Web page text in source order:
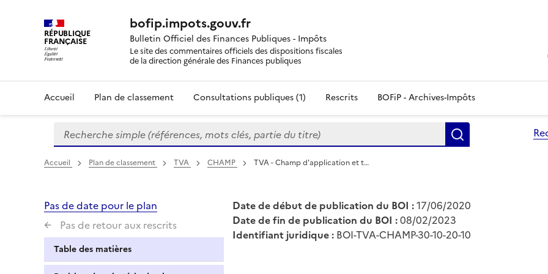
RÉPUBLIQUE
FRANÇAISE
bofip.impots.gouv.fr
Bulletin Officiel des Finances Publiques - Impôts
Le site des commentaires officiels des dispositions fiscales
de la direction générale des Finances publiques
Accueil Plan de classement Consultations publiques (1) Rescrits BOFiP - Archives-Impôts
Formulaire
de
recherche
Recherche simple (références, mots clés, partie du titre)
Accueil Plan de classement TVA CHAMP TVA - Champ d'application et t…
Pas de date pour le plan
Pas de retour aux rescrits
Table des matières
Date de début de publication du BOI :17/06/2020
Date de fin de publication du BOI :08/02/2023
Identifiant juridique : BOI-TVA-CHAMP-30-10-20-10